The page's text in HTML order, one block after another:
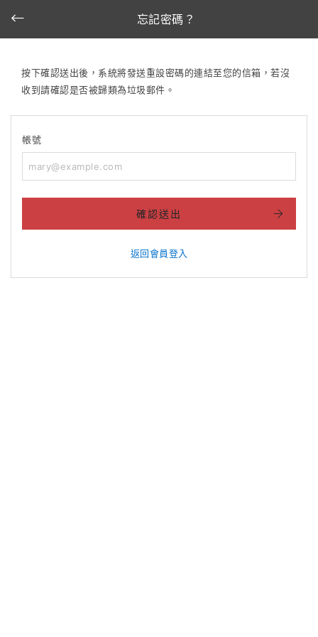
忘記密碼？
按下確認送出後，系統將發送重設密碼的連結至您的信箱，若沒
收到請確認是否被歸類為垃圾郵件。
帳號
確認送出
返回會員登入